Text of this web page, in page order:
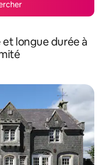
longue durée à